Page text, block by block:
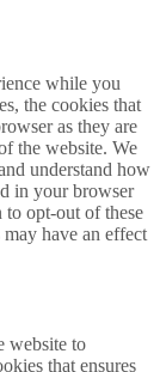
while you
the cookies that
as they are
the website. We
understand how
in your browser
opt-out of these
have an effect
website to
that ensures